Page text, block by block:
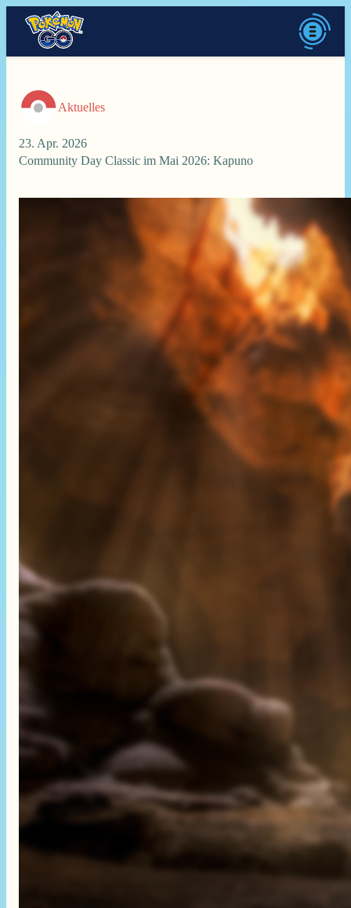
Aktuelles
23. Apr. 2026
Community Day Classic im Mai 2026: Kapuno